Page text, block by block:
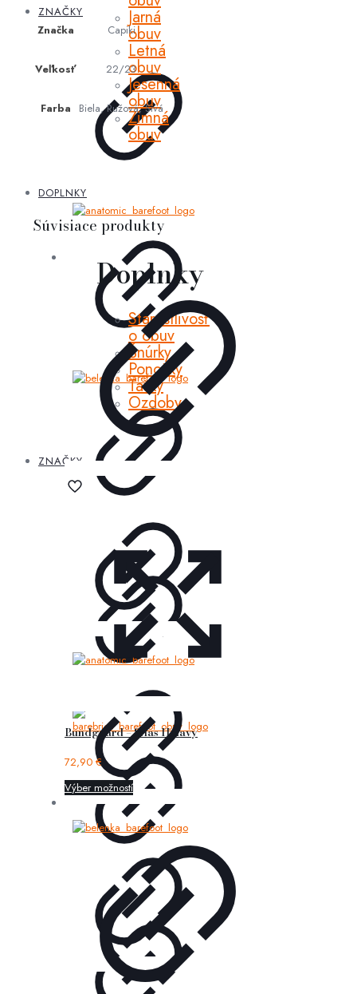
ZNAČKY Jarná
obuv
Letná
obuv
Jesenná
obuv
Zimná
obuv
DOPLNKY
Doplnky
Starostlivosť
o obuv
Šnúrky
Ponožky
Tašky
Ozdoby
ZNAČKY
Značka Capiki
Veľkosť 22/23
Farba Biela, Ružová, Sivá
Súvisiace produkty
Bundgaard – Silas II navy
72,90 €
Výber možností